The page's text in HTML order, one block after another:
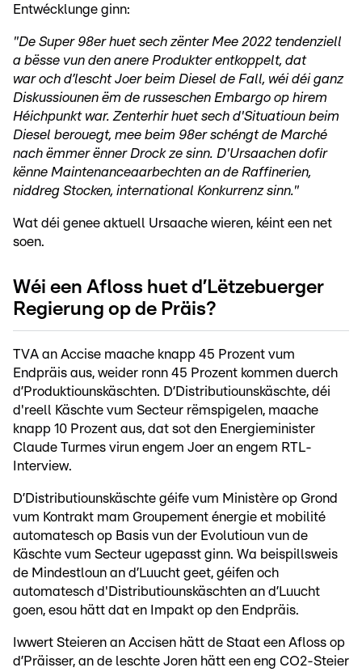
Entwécklunge ginn:
"De Super 98er huet sech zënter Mee 2022 tendenziell
a bësse vun den anere Produkter entkoppelt, dat
war och d’lescht Joer beim Diesel de Fall, wéi déi ganz
Diskussiounen ëm de russeschen Embargo op hirem
Héichpunkt war. Zenterhir huet sech d'Situatioun beim
Diesel berouegt, mee beim 98er schéngt de Marché
nach ëmmer ënner Drock ze sinn. D'Ursaachen dofir
kënne Maintenanceaarbechten an de Raffinerien,
niddreg Stocken, international Konkurrenz sinn."
Wat déi genee aktuell Ursaache wieren, kéint een net
soen.
Wéi een Afloss huet d’Lëtzebuerger
Regierung op de Präis?
TVA an Accise maache knapp 45 Prozent vum
Endpräis aus, weider ronn 45 Prozent kommen duerch
d’Produktiounskäschten. D’Distributiounskäschte, déi
d'reell Käschte vum Secteur rëmspigelen, maache
knapp 10 Prozent aus, dat sot den Energieminister
Claude Turmes virun engem Joer an engem RTL-
Interview.
D’Distributiounskäschte géife vum Ministère op Grond
vum Kontrakt mam Groupement énergie et mobilité
automatesch op Basis vun der Evolutioun vun de
Käschte vum Secteur ugepasst ginn. Wa beispillsweis
de Mindestloun an d’Luucht geet, géifen och
automatesch d'Distributiounskäschten an d’Luucht
goen, esou hätt dat en Impakt op den Endpräis.
Iwwert Steieren an Accisen hätt de Staat een Afloss op
d’Präisser, an de leschte Joren hätt een eng CO2-Steier